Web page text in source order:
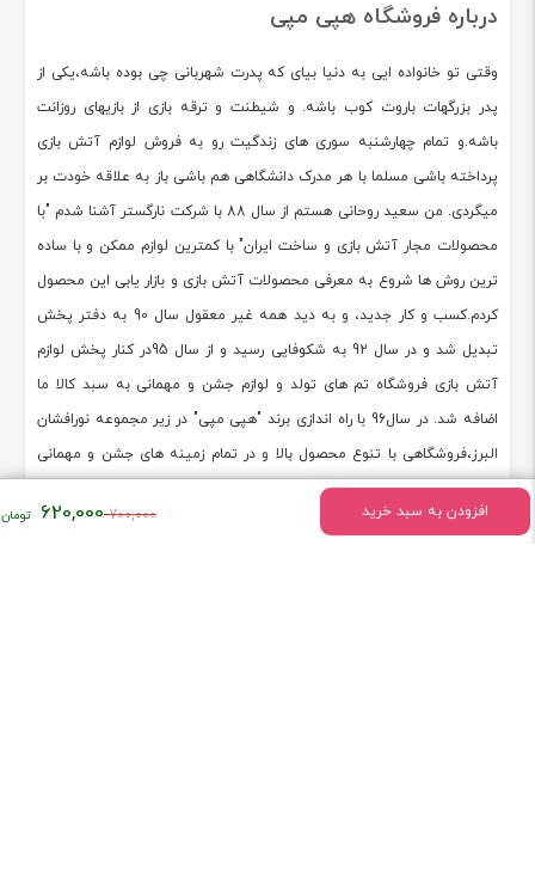
افزودن به سبد خرید 700,000قیمت
620,000
درباره فروشگاه هپی مپی
وقتی تو خانواده ایی به دنیا بیای که پدرت شهربانی چی بوده باشه،یکی از
پدر بزرگهات باروت کوب باشه. و شیطنت و ترقه بازی از بازیهای روزانت
باشه.و تمام چهارشنبه سوری های زندگیت رو به فروش لوازم آتش بازی
پرداخته باشی مسلما با هر مدرک دانشگاهی هم باشی باز به علاقه خودت بر
میگردی. من سعید روحانی هستم از سال 88 با شرکت نارگستر آشنا شدم "با
محصولات مجار آتش بازی و ساخت ایران" با کمترین لوازم ممکن و با ساده
ترین روش ها شروع به معرفی محصولات آتش بازی و بازار یابی این محصول
کردم.کسب و کار جدید، و به دید همه غیر معقول سال 90 به دفتر پخش
تبدیل شد و در سال 92 به شکوفایی رسید و از سال 95در کنار پخش لوازم
آتش بازی فروشگاه تم های تولد و لوازم جشن و مهمانی به سبد کالا ما
اضافه شد. در سال96 با راه اندازی برند "هپی مپی" در زیر مجموعه نورافشان
البرز،فروشگاهی با تنوع محصول بالا و در تمام زمینه های جشن و مهمانی
،عروسک،اسباب بازی،لوازم جانبی تم تولد در کنار پخش گسترده لوازم آتش
بازی ایجاد و در حال خدمت به هموطنان عزیز می باشد. تلفن همراه مستقیم